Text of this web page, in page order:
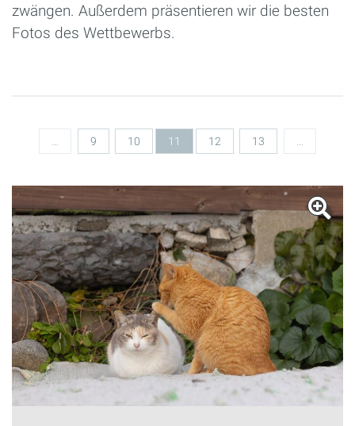
zwängen. Außerdem präsentieren wir die besten
Fotos des Wettbewerbs.
9 10 11 12 13